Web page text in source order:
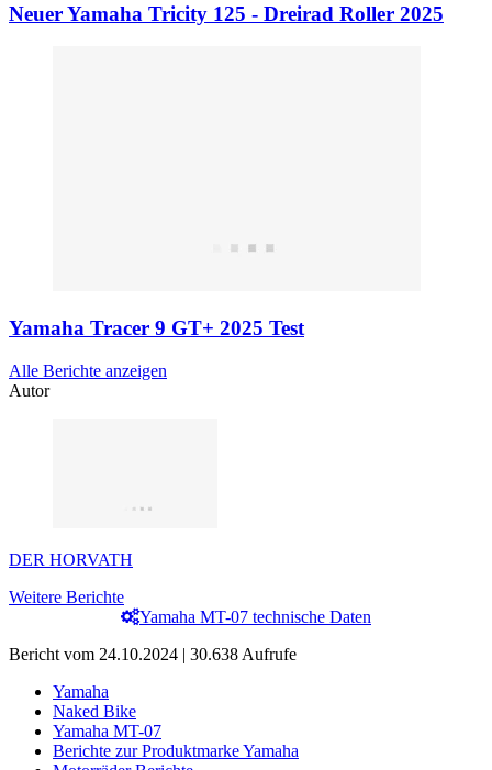
Neuer Yamaha Tricity 125 - Dreirad Roller 2025
Yamaha Tracer 9 GT+ 2025 Test
Alle Berichte anzeigen
Autor
DER HORVATH
Weitere Berichte
Yamaha MT-07 technische Daten
Bericht vom 24.10.2024 | 30.638 Aufrufe
Yamaha
Naked Bike
Yamaha MT-07
Berichte zur Produktmarke Yamaha